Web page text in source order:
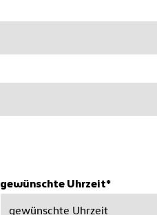
gewünschte Uhrzeit*